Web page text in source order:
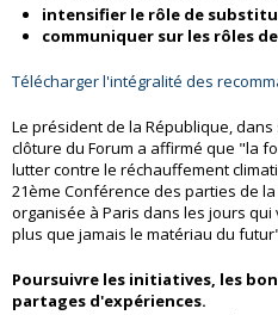
intensifier le rôle de
communiquer sur les rôles
Télécharger l'intégralité des
Le président de la République,
clôture du Forum a affirmé que "la
lutter contre le réchauffement
21ème Conférence des parties de
organisée à Paris dans les jours
plus que jamais le matériau du
Poursuivre les initiatives, les
partages d'expériences.